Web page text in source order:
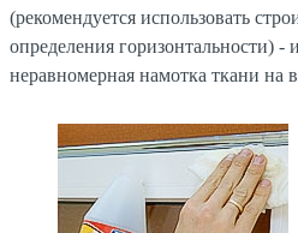
(рекомендуется использовать
определения горизонтальности) -
неравномерная намотка ткани на